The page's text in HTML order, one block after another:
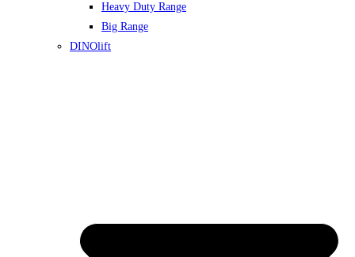
Heavy Duty Range
Big Range
DINOlift